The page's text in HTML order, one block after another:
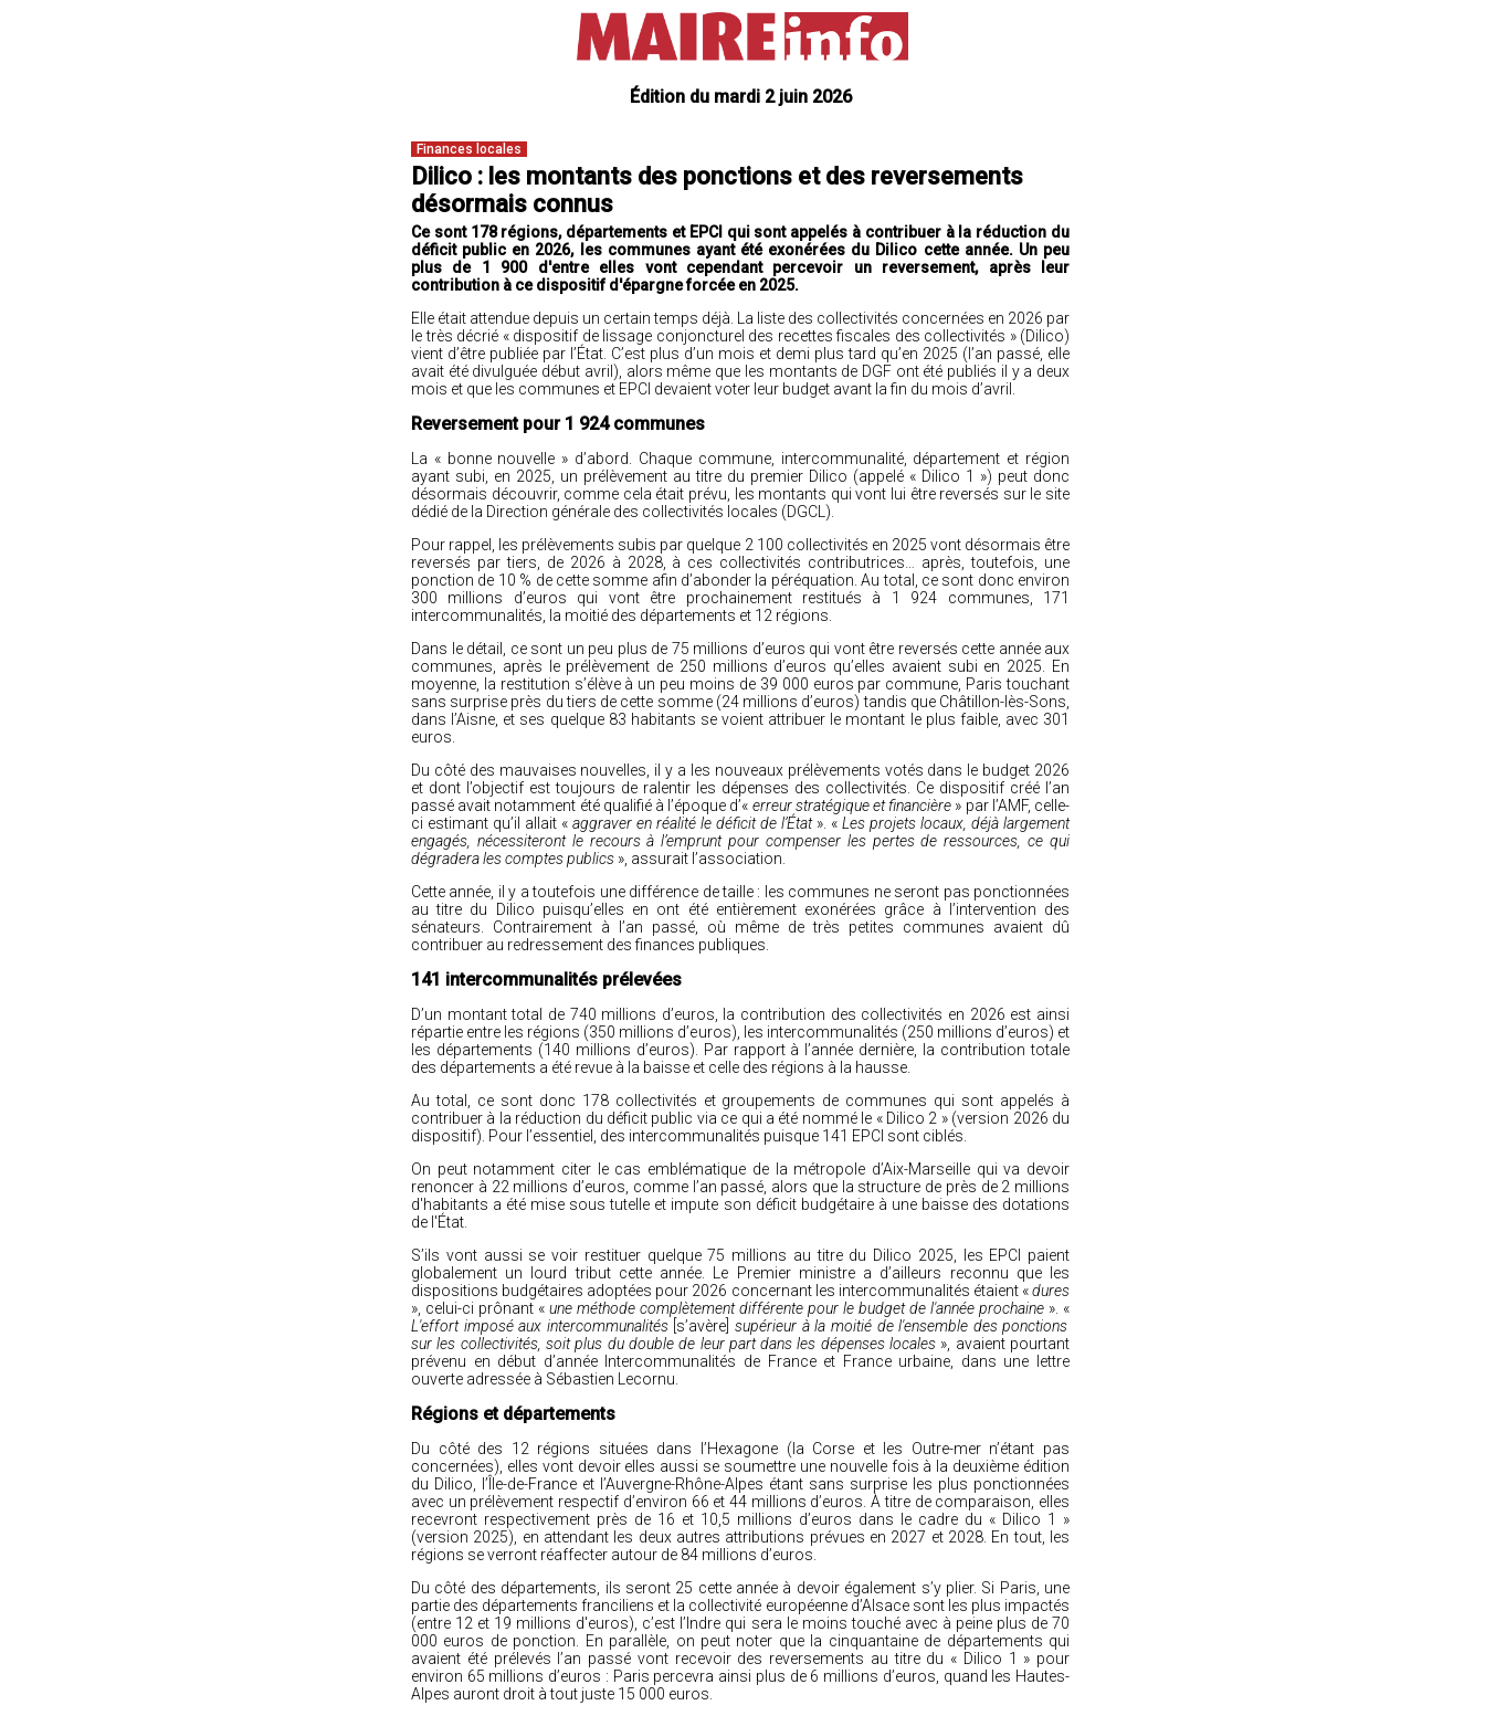
Édition du mardi 2 juin 2026
Finances locales
Dilico : les montants des ponctions et des reversements
désormais connus
Ce sont 178 régions, départements et EPCI qui sont appelés à contribuer à la réduction du
déficit public en 2026, les communes ayant été exonérées du Dilico cette année. Un peu
plus de 1 900 d'entre elles vont cependant percevoir un reversement, après leur
contribution à ce dispositif d'épargne forcée en 2025.
Elle était attendue depuis un certain temps déjà. La liste des collectivités concernées en 2026 par
le très décrié « dispositif de lissage conjoncturel des recettes fiscales des collectivités » (Dilico)
vient d’être publiée par l’État. C’est plus d’un mois et demi plus tard qu’en 2025 (l’an passé, elle
avait été divulguée début avril), alors même que les montants de DGFont été publiés il y a deux
mois et que les communes et EPCI devaient voter leur budget avant la fin du mois d’avril.
Reversement pour 1 924 communes
La « bonne nouvelle » d’abord. Chaque commune, intercommunalité, département et région
ayant subi, en 2025, un prélèvement au titre du premier Dilico (appelé « Dilico 1 ») peut donc
désormais découvrir, comme cela était prévu, les montants qui vont lui être reversés sur le site
dédié de la Direction générale des collectivités locales (DGCL).
Pour rappel, les prélèvements subis par quelque 2 100 collectivités en 2025 vont désormais être
reversés par tiers, de 2026 à 2028, à ces collectivités contributrices… après, toutefois, une
ponction de 10 % de cette somme afin d’abonder la péréquation. Au total, ce sont donc environ
300 millions d’euros qui vont être prochainement restitués à 1 924 communes, 171
intercommunalités, la moitié des départements et 12 régions.
Dans le détail, ce sont un peu plus de 75 millions d’euros qui vont être reversés cette année aux
communes, après le prélèvement de 250 millions d’euros qu’elles avaient subi en 2025. En
moyenne, la restitution s’élève à un peu moins de 39 000 euros par commune, Paris touchant
sans surprise près du tiers de cette somme (24 millions d’euros) tandis que Châtillon-lès-Sons,
dans l’Aisne, et ses quelque 83 habitants se voient attribuer le montant le plus faible, avec 301
euros.
Du côté des mauvaises nouvelles, il y a les nouveaux prélèvements votés dans le budget 2026
et dont l’objectif est toujours de ralentir les dépenses des collectivités. Ce dispositif créé l’an
passé avait notamment été qualifié à l’époque d’« erreur stratégique et financière » par l’AMF, celle-
ci estimant qu’il allait « aggraver en réalité le déficit de l’État ». « Les projets locaux, déjà largement
engagés, nécessiteront le recours à l’emprunt pour compenser les pertes de ressources, ce qui
dégradera les comptes publics », assurait l’association.
Cette année, il y a toutefois une différence de taille : les communes ne seront pas ponctionnées
au titre du Dilico puisqu’elles en ont été entièrement exonérées grâce à l’intervention des
sénateurs. Contrairement à l’an passé, où même de très petites communes avaient dû
contribuer au redressement des finances publiques.
141 intercommunalités prélevées
D’un montant total de 740 millions d’euros, la contribution des collectivités en 2026 est ainsi
répartie entre les régions (350 millions d’euros), les intercommunalités (250 millions d’euros) et
les départements (140 millions d’euros). Par rapport à l’année dernière, la contribution totale
des départements a été revue à la baisse et celle des régions à la hausse.
Au total, ce sont donc 178 collectivités et groupements de communes qui sont appelés à
contribuer à la réduction du déficit public via ce qui a été nommé le « Dilico 2 » (version 2026 du
dispositif). Pour l’essentiel, des intercommunalités puisque 141 EPCI sont ciblés.
On peut notamment citer le cas emblématique de la métropole d’Aix-Marseille qui va devoir
renoncer à 22 millions d’euros, comme l’an passé, alors que la structure de près de 2 millions
d'habitants a été mise sous tutelle et impute son déficit budgétaire à une baisse des dotations
de l'État.
S’ils vont aussi se voir restituer quelque 75 millions au titre du Dilico 2025, les EPCI paient
globalement un lourd tribut cette année. Le Premier ministre a d’ailleurs reconnu que les
dispositions budgétaires adoptées pour 2026 concernant les intercommunalités étaient «dures
», celui-ci prônant « une méthode complètement différente pour le budget de l'année prochaine ». «
L'effort imposé aux intercommunalités [s’avère] supérieur à la moitié de l'ensemble des ponctions
sur les collectivités, soit plus du double de leur part dans les dépenses locales », avaient pourtant
prévenu en début d’année Intercommunalités de France et France urbaine, dans une lettre
ouverte adressée à Sébastien Lecornu.
Régions et départements
Du côté des 12 régions situées dans l’Hexagone (la Corse et les Outre-mer n’étant pas
concernées), elles vont devoir elles aussi se soumettre une nouvelle fois à la deuxième édition
du Dilico, l’Île-de-France et l’Auvergne-Rhône-Alpes étant sans surprise les plus ponctionnées
avec un prélèvement respectif d’environ 66 et 44 millions d’euros. À titre de comparaison, elles
recevront respectivement près de 16 et 10,5 millions d’euros dans le cadre du « Dilico 1 »
(version 2025), en attendant les deux autres attributions prévues en 2027 et 2028. En tout, les
régions se verront réaffecter autour de 84 millions d’euros.
Du côté des départements, ils seront 25 cette année à devoir également s’y plier. Si Paris, une
partie des départements franciliens et la collectivité européenne d’Alsace sont les plus impactés
(entre 12 et 19 millions d'euros), c’est l’Indre qui sera le moins touché avec à peine plus de 70
000 euros de ponction. En parallèle, on peut noter que la cinquantaine de départements qui
avaient été prélevés l’an passé vont recevoir des reversements au titre du « Dilico 1 » pour
environ 65 millions d’euros : Paris percevra ainsi plus de 6 millions d’euros, quand les Hautes-
Alpes auront droit à tout juste 15 000 euros.